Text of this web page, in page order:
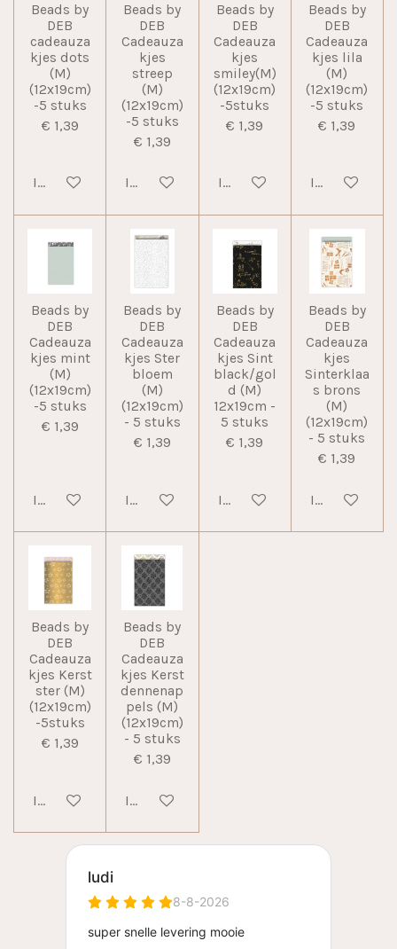
Beads by
DEB
cadeauza
kjes dots
(M)
(12x19cm)
-5 stuks
€ 1,39
In winkelwagen
Beads by
DEB
Cadeauza
kjes
streep
(M)
(12x19cm)
-5 stuks
€ 1,39
In winkelwagen
Beads by
DEB
Cadeauza
kjes
smiley(M)
(12x19cm)
-5stuks
€ 1,39
In winkelwagen
Beads by
DEB
Cadeauza
kjes lila
(M)
(12x19cm)
-5 stuks
€ 1,39
In
Beads by
DEB
Cadeauza
kjes mint
(M)
(12x19cm)
-5 stuks
€ 1,39
In winkelwagen
Beads by
DEB
Cadeauza
kjes Ster
bloem
(M)
(12x19cm)
- 5 stuks
€ 1,39
In winkelwagen
Beads by
DEB
Cadeauza
kjes Sint
black/gol
d (M)
12x19cm -
5 stuks
€ 1,39
In winkelwagen
Beads by
DEB
Cadeauza
kjes
Sinterklaa
s brons
(M)
(12x19cm)
- 5 stuks
€ 1,39
In
Beads by
DEB
Cadeauza
kjes Kerst
ster (M)
(12x19cm)
-5stuks
€ 1,39
In winkelwagen
Beads by
DEB
Cadeauza
kjes Kerst
dennenap
pels (M)
(12x19cm)
- 5 stuks
€ 1,39
In winkelwagen